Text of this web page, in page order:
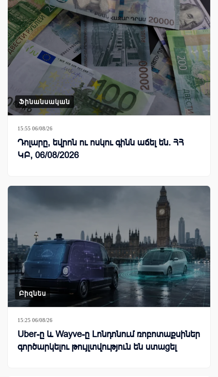
Ֆինանսական
15:55 06/08/26
Դոլարը, եվրոն ու ոսկու գինն աճել են. ՀՀ
ԿԲ, 06/08/2026
Բիզնես
15:25 06/08/26
Uber-ը և Wayve-ը Լոնդոնում ռոբոտաքսիներ
գործարկելու թույլտվություն են ստացել